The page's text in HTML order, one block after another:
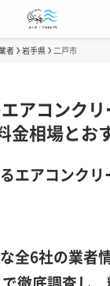
者 岩手県 二戸市
アコンク
金相場とお
エアコンク
全6社の業者